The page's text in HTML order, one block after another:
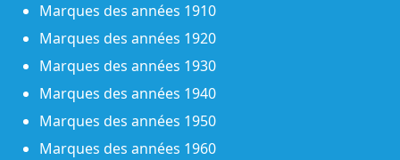
Marques des années 1910
Marques des années 1920
Marques des années 1930
Marques des années 1940
Marques des années 1950
Marques des années 1960